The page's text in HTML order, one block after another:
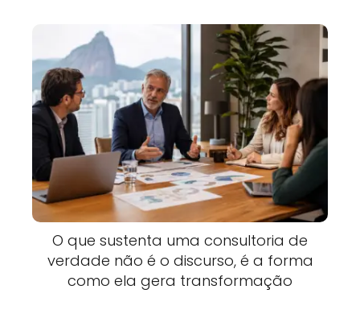
O que sustenta uma consultoria de
verdade não é o discurso, é a forma
como ela gera transformação